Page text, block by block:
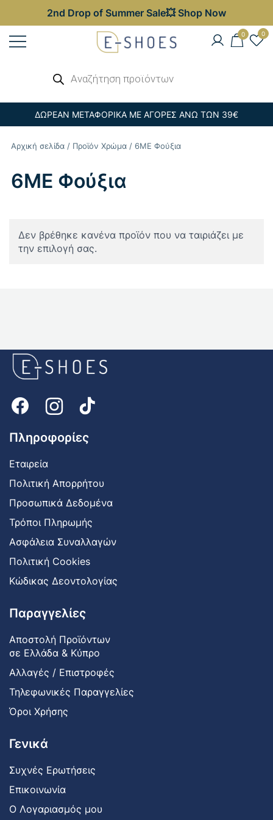
2nd Drop of Summer Sale💥 Shop Now
Παπούτσια – Επώνυμες Τσάντες στις
0 0
προϊόντων
ΔΩΡΕΑΝ ΜΕΤΑΦΟΡΙΚΑ ΜΕ ΑΓΟΡΕΣ ΑΝΩ ΤΩΝ 39€
Αρχική σελίδα / Προϊόν Χρώμα / 6ME Φούξια
6ME Φούξια
Δεν βρέθηκε κανένα προϊόν που να ταιριάζει με
την επιλογή σας.
Πληροφορίες
Εταιρεία
Πολιτική Απορρήτου
Προσωπικά Δεδομένα
Τρόποι Πληρωμής
Ασφάλεια Συναλλαγών
Πολιτική Cookies
Κώδικας Δεοντολογίας
Παραγγελίες
Αποστολή Προϊόντων
σε Ελλάδα & Κύπρο
Αλλαγές / Επιστροφές
Τηλεφωνικές Παραγγελίες
Όροι Χρήσης
Γενικά
Συχνές Ερωτήσεις
Επικοινωνία
Ο Λογαριασμός μου